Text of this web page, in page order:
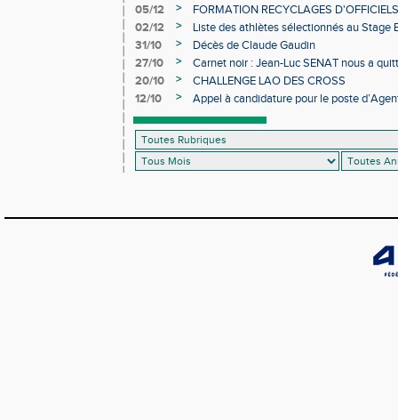
05/12
>
FORMATION RECYCLAGES D'OFFICIELS
02/12
>
Liste des athlètes sélectionnés au Stage
31/10
>
Décès de Claude Gaudin
27/10
>
Carnet noir : Jean-Luc SENAT nous a
20/10
>
CHALLENGE LAO DES CROSS
12/10
>
Appel à candidature pour le poste